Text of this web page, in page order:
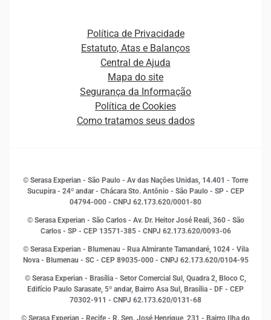
Plataformas e Motores de decisão
Curso Gratuito de Saúde Financeira
Empreendedorismo
Estudos e Pesquisas
Inovação e Tecnologia
Leis e impostos
Marketing
Open Finance
Proteção de Dados
Sustentabilidade Corporativa
Distribuidores e representantes
Estrutura Organizacional
Sala de Imprensa
Política de Privacidade
Estatuto, Atas e Balanços
Central de Ajuda
Mapa do site
Segurança da Informação
Política de Cookies
Como tratamos seus dados
© Serasa Experian - São Paulo - Av das Nações Unidas, 14.401 - Torre
Sucupira - 24º andar - Chácara Sto. Antônio - São Paulo - SP - CEP
04794-000 - CNPJ 62.173.620/0001-80
© Serasa Experian - São Carlos - Av. Dr. Heitor José Reali, 360 - São
Carlos - SP - CEP 13571-385 - CNPJ 62.173.620/0093-06
© Serasa Experian - Blumenau - Rua Almirante Tamandaré, 1024 - Vila
Nova - Blumenau - SC - CEP 89035-000 - CNPJ 62.173.620/0104-95
© Serasa Experian - Brasília - Setor Comercial Sul, Quadra 2, Bloco C,
Edifício Paulo Sarasate, 5º andar, Bairro Asa Sul, Brasília - DF - CEP
70302-911 - CNPJ 62.173.620/0131-68
© Serasa Experian - Recife - R. Sen. José Henrique, 231 - Bairro Ilha do